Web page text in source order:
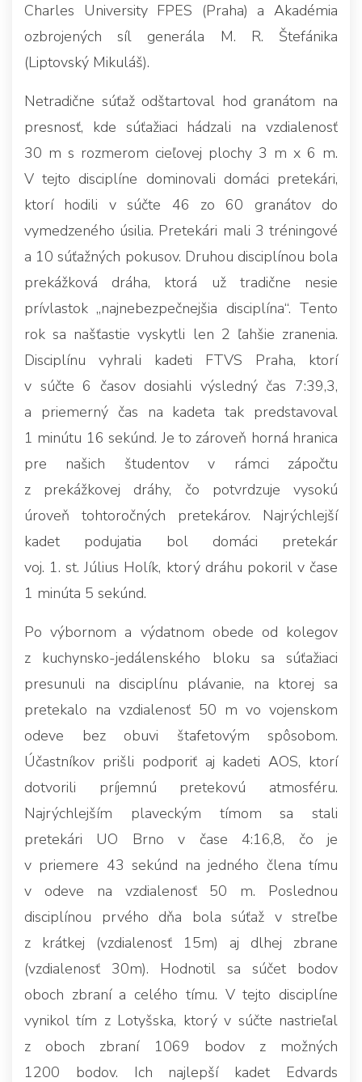
Charles University FPES (Praha) a Akadémia
ozbrojených síl generála M. R. Štefánika
(Liptovský Mikuláš).
Netradične súťaž odštartoval hod granátom na
presnosť, kde súťažiaci hádzali na vzdialenosť
30 m s rozmerom cieľovej plochy 3 m x 6 m.
V tejto disciplíne dominovali domáci pretekári,
ktorí hodili v súčte 46 zo 60 granátov do
vymedzeného úsilia. Pretekári mali 3 tréningové
a 10 súťažných pokusov. Druhou disciplínou bola
prekážková dráha, ktorá už tradične nesie
prívlastok „najnebezpečnejšia disciplína“. Tento
rok sa našťastie vyskytli len 2 ľahšie zranenia.
Disciplínu vyhrali kadeti FTVS Praha, ktorí
v súčte 6 časov dosiahli výsledný čas 7:39,3,
a priemerný čas na kadeta tak predstavoval
1 minútu 16 sekúnd. Je to zároveň horná hranica
pre našich študentov v rámci zápočtu
z prekážkovej dráhy, čo potvrdzuje vysokú
úroveň tohtoročných pretekárov. Najrýchlejší
kadet podujatia bol domáci pretekár
voj. 1. st. Július Holík, ktorý dráhu pokoril v čase
1 minúta 5 sekúnd.
Po výbornom a výdatnom obede od kolegov
z kuchynsko-jedálenského bloku sa súťažiaci
presunuli na disciplínu plávanie, na ktorej sa
pretekalo na vzdialenosť 50 m vo vojenskom
odeve bez obuvi štafetovým spôsobom.
Účastníkov prišli podporiť aj kadeti AOS, ktorí
dotvorili príjemnú pretekovú atmosféru.
Najrýchlejším plaveckým tímom sa stali
pretekári UO Brno v čase 4:16,8, čo je
v priemere 43 sekúnd na jedného člena tímu
v odeve na vzdialenosť 50 m. Poslednou
disciplínou prvého dňa bola súťaž v streľbe
z krátkej (vzdialenosť 15m) aj dlhej zbrane
(vzdialenosť 30m). Hodnotil sa súčet bodov
oboch zbraní a celého tímu. V tejto disciplíne
vynikol tím z Lotyšska, ktorý v súčte nastrieľal
z oboch zbraní 1069 bodov z možných
1200 bodov. Ich najlepší kadet Edvards